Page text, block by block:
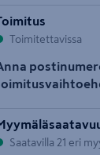
Toimitettavissa
Saatavilla 21 eri